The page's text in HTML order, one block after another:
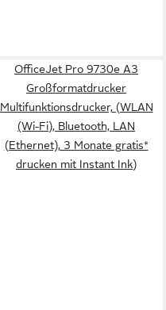
OfficeJet Pro 9730e A3
Großformatdrucker
Multifunktionsdrucker, (WLAN
(Wi-Fi), Bluetooth, LAN
(Ethernet), 3 Monate gratis*
drucken mit Instant Ink)